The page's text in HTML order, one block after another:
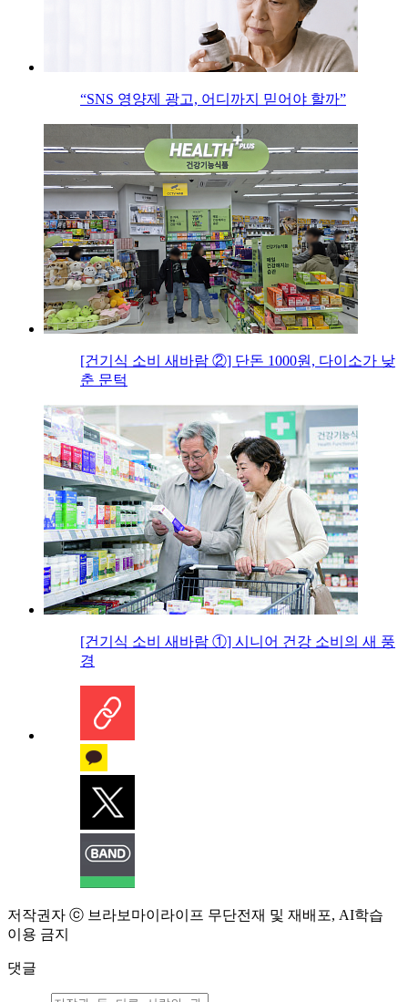
“SNS 영양제 광고, 어디까지 믿어야 할까”
[건기식 소비 새바람 ②] 단돈 1000원, 다이소가 낮
춘 문턱
[건기식 소비 새바람 ①] 시니어 건강 소비의 새 풍
경
저작권자 ⓒ 브라보마이라이프 무단전재 및 재배포, AI학습
이용 금지
댓글